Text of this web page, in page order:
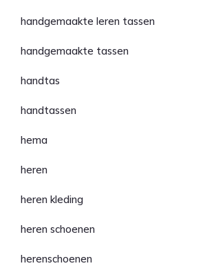
handgemaakte leren tassen
handgemaakte tassen
handtas
handtassen
hema
heren
heren kleding
heren schoenen
herenschoenen